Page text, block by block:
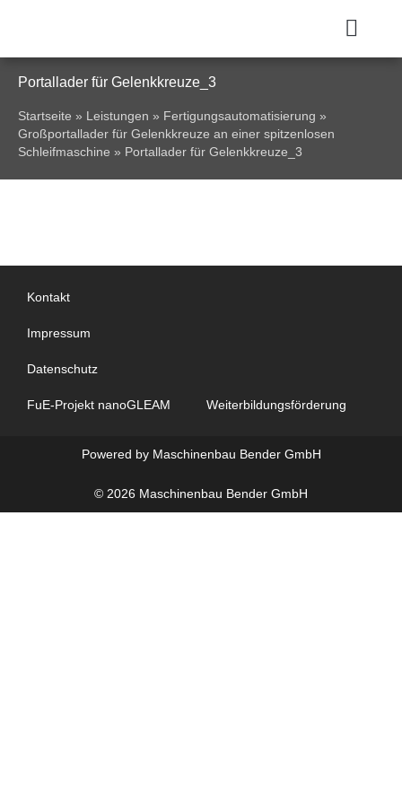
Portallader für Gelenkkreuze_3
Startseite » Leistungen » Fertigungsautomatisierung »
Großportallader für Gelenkkreuze an einer spitzenlosen
Schleifmaschine » Portallader für Gelenkkreuze_3
Kontakt
Impressum
Datenschutz
FuE-Projekt nanoGLEAM Weiterbildungsförderung
Powered by Maschinenbau Bender GmbH
© 2026 Maschinenbau Bender GmbH